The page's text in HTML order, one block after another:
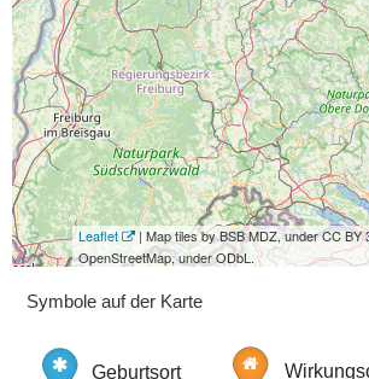
Leaflet
| Map tiles by BSB MDZ, under CC BY
OpenStreetMap, under ODbL.
Symbole auf der Karte
Geburtsort